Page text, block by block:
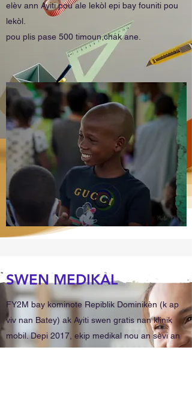
elèv ann Ayiti pou ale lekòl epi bay founiti pou
lekòl.
pou plis pase 500 timoun chak ane.
SWEN MEDIKAL
FY2M bay kominote Repiblik Dominikèn (k ap
viv nan Batey) ak Ayiti swen gratis nan klinik
mobil. Depi 2017, ekip medikal nou an sèvi an